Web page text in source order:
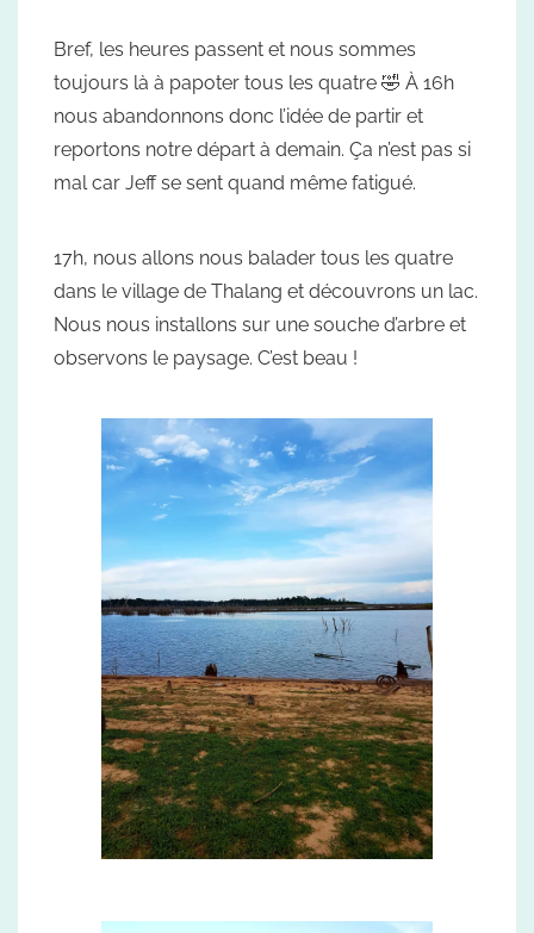
Bref, les heures passent et nous sommes
toujours là à papoter tous les quatre 🤣 À 16h
nous abandonnons donc l’idée de partir et
reportons notre départ à demain. Ça n’est pas si
mal car Jeff se sent quand même fatigué.
17h, nous allons nous balader tous les quatre
dans le village de Thalang et découvrons un lac.
Nous nous installons sur une souche d’arbre et
observons le paysage. C’est beau !